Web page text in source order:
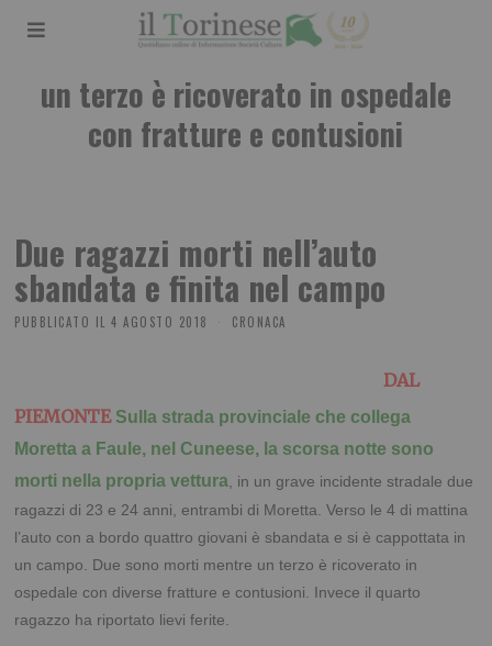
un terzo è ricoverato in ospedale
con fratture e contusioni
Due ragazzi morti nell’auto
sbandata e finita nel campo
PUBBLICATO IL 4 AGOSTO 2018 CRONACA
DAL
PIEMONTE Sulla strada provinciale che collega
Moretta a Faule, nel Cuneese, la scorsa notte sono
morti nella propria vettura, in un grave incidente stradale due
ragazzi di 23 e 24 anni, entrambi di Moretta. Verso le 4 di mattina
l’auto con a bordo quattro giovani è sbandata e si è cappottata in
un campo. Due sono morti mentre un terzo è ricoverato in
ospedale con diverse fratture e contusioni. Invece il quarto
ragazzo ha riportato lievi ferite.